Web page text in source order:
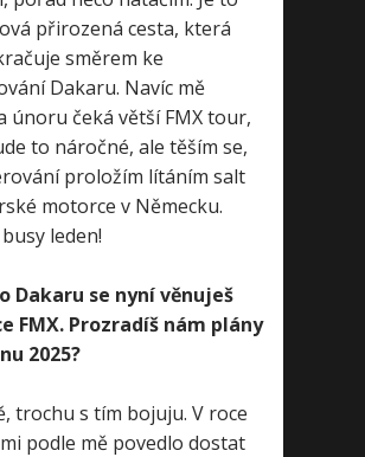
přirozená cesta, která
směrem ke
Dakaru. Navíc mě
únoru čeká větší FMX tour,
to náročné, ale těším se,
proložím lítáním salt
motorce v Německu.
leden!
Dakaru se nyní věnuješ
FMX. Prozradíš nám plány
2025?
trochu s tím bojuju. V roce
podle mě povedlo dostat